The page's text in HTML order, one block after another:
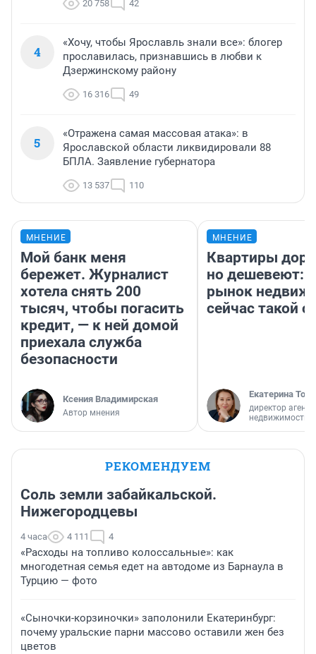
20 758 42
4
«Хочу, чтобы Ярославль знали все»: блогер
прославилась, признавшись в любви к
Дзержинскому району
16 316 49
5
«Отражена самая массовая атака»: в
Ярославской области ликвидировали 88
БПЛА. Заявление губернатора
13 537 110
МНЕНИЕ
Мой банк меня
бережет. Журналист
хотела снять 200
тысяч, чтобы погасить
кредит, — к ней домой
приехала служба
безопасности
Ксения Владимирская
Автор мнения
МНЕНИЕ
Квартиры
но дешевеют:
рынок
сейчас такой
Екатерина
директор
недвижимости
РЕКОМЕНДУЕМ
Соль земли забайкальской.
Нижегородцевы
4 часа 4 111 4
«Расходы на топливо колоссальные»: как
многодетная семья едет на автодоме из Барнаула в
Турцию — фото
«Сыночки-корзиночки» заполонили Екатеринбург:
почему уральские парни массово оставили жен без
цветов